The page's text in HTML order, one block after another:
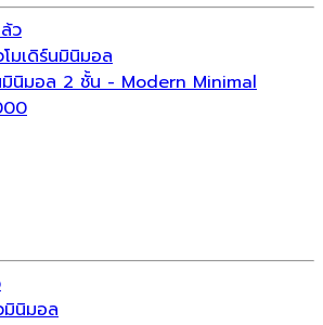
ว
โมเดิร์นมินิมอล
มินิมอล 2 ชั้น - Modern Minimal
มินิมอล